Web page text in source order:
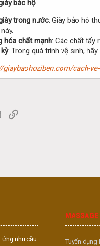
bảo hộ
trong nước: Giày bảo hộ
hóa chất mạnh: Các chất tẩy
: Trong quá trình vệ sinh,
giaybaohoziben.com/cach-
Email
ứng nhu cầu
MASSAGE
Tuyển dụng